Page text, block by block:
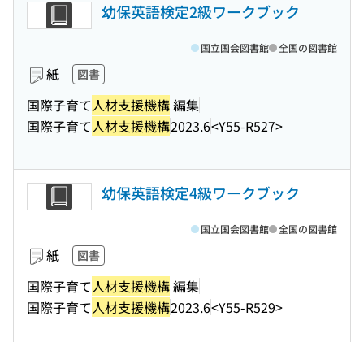
幼保英語検定2級ワークブック
紙 図書
国際子育て人材支援機構編集
国際子育て人材支援機構2023.6<Y55-R527>
国立国会図書館 全国の図書館
幼保英語検定4級ワークブック
紙 図書
国際子育て人材支援機構編集
国際子育て人材支援機構2023.6<Y55-R529>
国立国会図書館 全国の図書館